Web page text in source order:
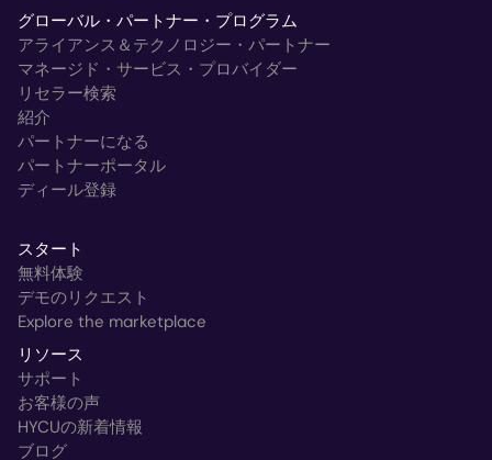
グローバル・パートナー・プログラム
アライアンス＆テクノロジー・パートナー
マネージド・サービス・プロバイダー
リセラー検索
紹介
パートナーになる
パートナーポータル
ディール登録
スタート
無料体験
デモのリクエスト
Explore the marketplace
リソース
サポート
お客様の声
HYCUの新着情報
ブログ